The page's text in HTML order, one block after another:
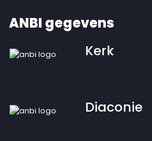
ANBI gegevens
Kerk
Diaconie